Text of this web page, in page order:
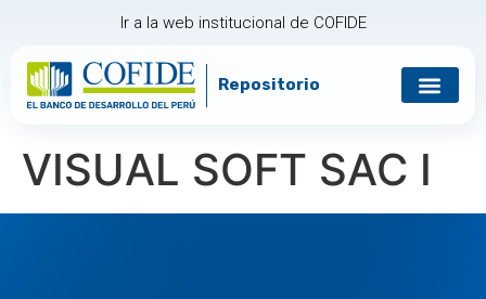
Ir a la web institucional de COFIDE
Repositorio
VISUAL SOFT SAC I